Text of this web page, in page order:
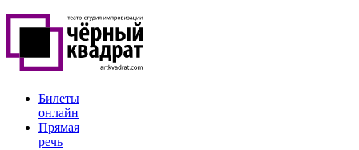
Билеты
онлайн
Прямая
речь